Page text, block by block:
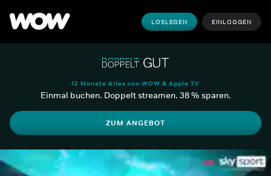
LOSLEGEN EINLOGGEN
12 Monate Alles von WOW & Apple TV
Einmal buchen. Doppelt streamen. 38 % sparen.
ZUM ANGEBOT